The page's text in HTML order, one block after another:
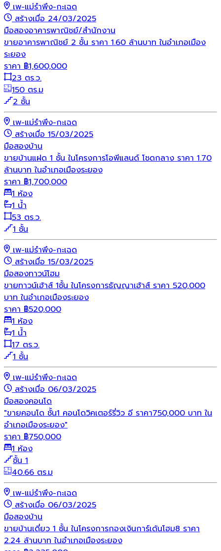
เพ-แม่รำพึง-กะเฉด
สร้างเมื่อ 24/03/2025
มือสองอาคารพาณิชย์/สำนักงาน
ขายอาคารพาณิชย์ 2 ชั้น ราคา 1.60 ล้านบาท ในอำเภอเมือง
ระยอง
ราคา ฿1,600,000
23 ตร.ว.
150 ตร.ม
2 ชั้น
เพ-แม่รำพึง-กะเฉด
สร้างเมื่อ 15/03/2025
มือสองบ้าน
ขายบ้านแฝด 1 ชั้น ในโครงการโอพีแลนด์ โชดกลาง ราคา 1.70
ล้านบาท ในอำเภอเมืองระยอง
ราคา ฿1,700,000
1 ห้อง
1 น้ำ
53 ตร.ว.
1 ชั้น
เพ-แม่รำพึง-กะเฉด
สร้างเมื่อ 15/03/2025
มือสองทาวน์โฮม
ขายทาวน์เฮ้าส์ 1ชั้น ในโครงการธัญญาเฮ้าส์ ราคา 520,000
บาท ในอำเภอเมืองระยอง
ราคา ฿520,000
1 ห้อง
1 น้ำ
17 ตร.ว.
1 ชั้น
เพ-แม่รำพึง-กะเฉด
สร้างเมื่อ 06/03/2025
มือสองคอนโด
"ขายคอนโด ชั้น1 คอนโดวิคเตอร์รี่วิว อี ราคา750,000 บาท ใน
อำเภอเมืองระยอง"
ราคา ฿750,000
1 ห้อง
ชั้น 1
40.66 ตร.ม
เพ-แม่รำพึง-กะเฉด
สร้างเมื่อ 06/03/2025
มือสองบ้าน
ขายบ้านเดี่ยว 1 ชั้น ในโครงการกองเงินการ์เด้นโฮม8 ราคา
2.24 ล้านบาท ในอำเภอเมืองระยอง